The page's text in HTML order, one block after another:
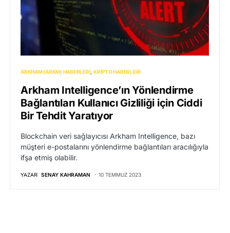
ARKHAM (ARKM) HABERLERI KRIPTO HABERLERI
Arkham Intelligence’ın Yönlendirme
Bağlantıları Kullanıcı Gizliliği için Ciddi
Bir Tehdit Yaratıyor
Blockchain veri sağlayıcısı Arkham Intelligence, bazı
müşteri e-postalarını yönlendirme bağlantıları aracılığıyla
ifşa etmiş olabilir.
YAZAR: SENAY KAHRAMAN 10 TEMMUZ 2023